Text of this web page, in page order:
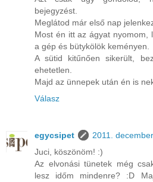
bejegyzést.
Meglátod már első nap
Most én itt az ágyat nyomom,
a gép és bütykölök keményen.
A sütid kitűnően sikerült,
ehetetlen.
Majd az ünnepek után én is
Válasz
egycsipet
2011.
Juci, köszönöm! :)
Az elvonási tünetek még
lesz időm mindenre? :D